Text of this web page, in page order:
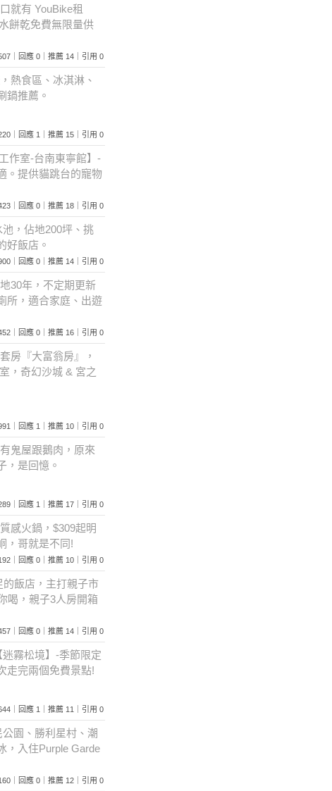
就有 YouBike租
餅乾免費無限量供
｜回應 0｜推薦 14｜引用 0
熱食區、冰淇淋、
鍋推薦。
｜回應 1｜推薦 15｜引用 0
作室-台南東寧館】-
。提供貓跳台的寵物
｜回應 0｜推薦 18｜引用 0
，佔地200坪、挑
好飯店。
｜回應 0｜推薦 14｜引用 0
30年，不定期更新
所，適合家庭、出遊
｜回應 0｜推薦 16｜引用 0
房『大富翁房』，
，奇幻沙城 & 宮之
｜回應 1｜推薦 10｜引用 0
鬼屋跟鵝肉，原來
，是回憶。
｜回應 1｜推薦 17｜引用 0
感火鍋，$309起明
，哥就是不同!
｜回應 0｜推薦 10｜引用 0
飯店，主打親子市
喝，親子3人房開箱
｜回應 0｜推薦 14｜引用 0
霧松境】-季節限定
走完兩個免費景點!
｜回應 1｜推薦 11｜引用 0
園、勝利星村、潮
，入住Purple Garde
｜回應 0｜推薦 12｜引用 0